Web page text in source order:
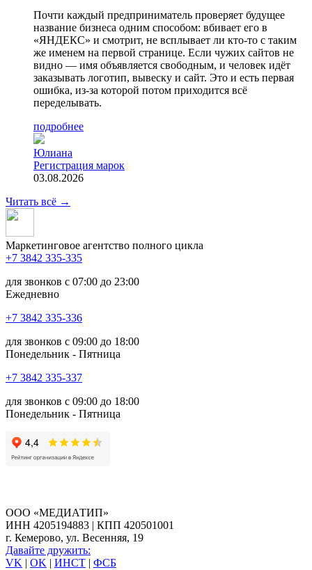
Почти каждый предприниматель проверяет будущее
название бизнеса одним способом: вбивает его в
«ЯНДЕКС» и смотрит, не всплывает ли кто-то с таким
же именем на первой странице. Если чужих сайтов не
видно — имя объявляется свободным, и человек идёт
заказывать логотип, вывеску и сайт. Это и есть первая
ошибка, из-за которой потом приходится всё
переделывать.
подробнее
Юлиана
Регистрация марок
03.08.2026
Читать всё →
Маркетинговое агентство полного цикла
+7 3842 335‑335
для звонков с 07:00 до 23:00
Ежедневно
+7 3842 335‑336
для звонков с 09:00 до 18:00
Понедельник - Пятница
+7 3842 335‑337
для звонков с 09:00 до 18:00
Понедельник - Пятница
ООО «МЕДИАТИП»
ИНН 4205194883 | КПП 420501001
г. Кемерово, ул. Весенняя, 19
Давайте дружить:
VK | OK | ИНСТ | ФСБ